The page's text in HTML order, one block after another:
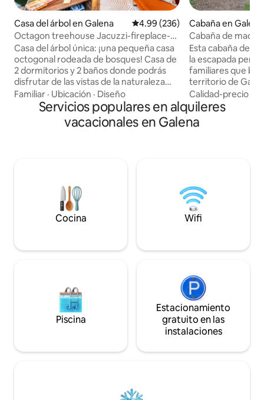
Casa del árbol en Galena Calificación promedio: 4.99 de
4.99 (236)
Octagon treehouse Jacuzzi-fireplace-
firepit
Casa del árbol única: ¡una pequeña casa
octogonal rodeada de bosques! Casa de
2 dormitorios y 2 baños donde podrás
disfrutar de las vistas de la naturaleza
alrededor, con ventanales del suelo al
techo. Una cama tamaño king, una cama
tamaño queen. Comodidades modernas
con divertidos toques de color negro.
colores del otoño o mira cómo cae la
piscina exterior de temporada, acceso al
Familiar · Ubicación · Diseño
Cabaña en Galena
Cabaña de
Esta cabaña de
la escapada
familiares que
territorio de
tiendas de calidad
calle principal de
3 niveles ofrece
con baño.
pulgadas. Los
acceder a
Club del
Calidad-precio
Servicios populares en alquileres
vacacionales en Galena
Cocina Wifi
Piscina
Estacionamiento
gratuito en las
instalaciones